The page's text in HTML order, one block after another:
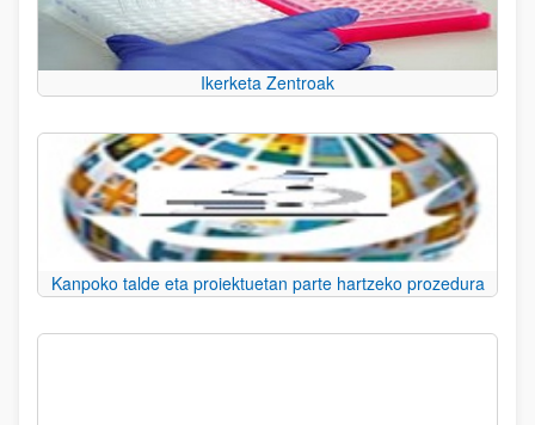
Ikerketa Zentroak
Kanpoko talde eta proiektuetan parte hartzeko prozedura